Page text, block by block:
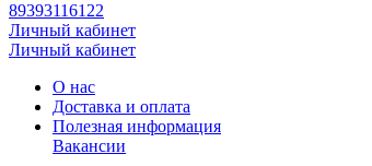
89393116122
Личный кабинет
Личный кабинет
О нас
Доставка и оплата
Полезная информация
Вакансии